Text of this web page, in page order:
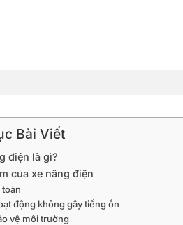
Bài Viết
điện là gì?
của xe nâng điện
toàn
động không gây tiếng ồn
vệ môi trường